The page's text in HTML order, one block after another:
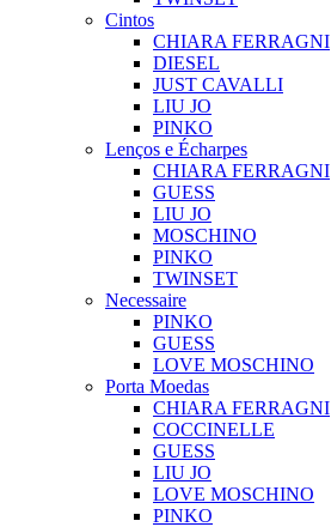
Cintos
CHIARA FERRAGNI
DIESEL
JUST CAVALLI
LIU JO
PINKO
Lenços e Écharpes
CHIARA FERRAGNI
GUESS
LIU JO
MOSCHINO
PINKO
TWINSET
Necessaire
PINKO
GUESS
LOVE MOSCHINO
Porta Moedas
CHIARA FERRAGNI
COCCINELLE
GUESS
LIU JO
LOVE MOSCHINO
PINKO